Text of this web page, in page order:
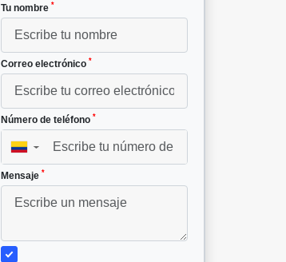
Tu nombre *
Correo electrónico *
Número de teléfono *
▼
Mensaje *